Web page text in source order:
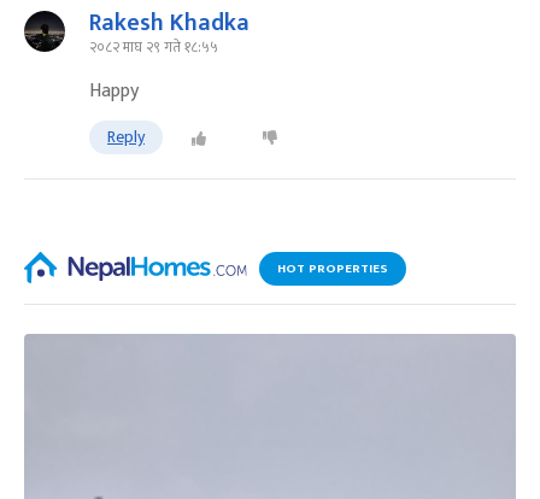
Rakesh Khadka
२०८२ माघ २९ गते १८:५५
Happy
Reply
HOT PROPERTIES